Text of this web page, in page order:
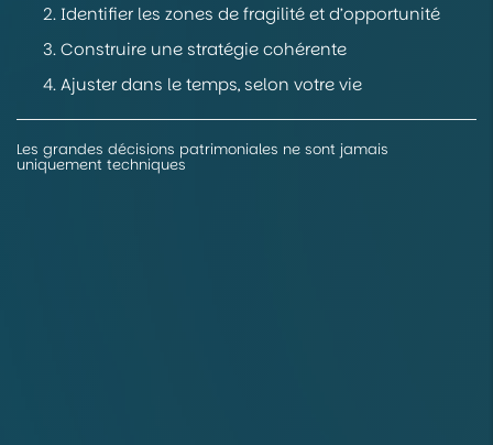
Identifier les zones de fragilité et d’opportunité
Construire une stratégie cohérente
Ajuster dans le temps, selon votre vie
Les grandes décisions patrimoniales ne sont jamais
uniquement techniques